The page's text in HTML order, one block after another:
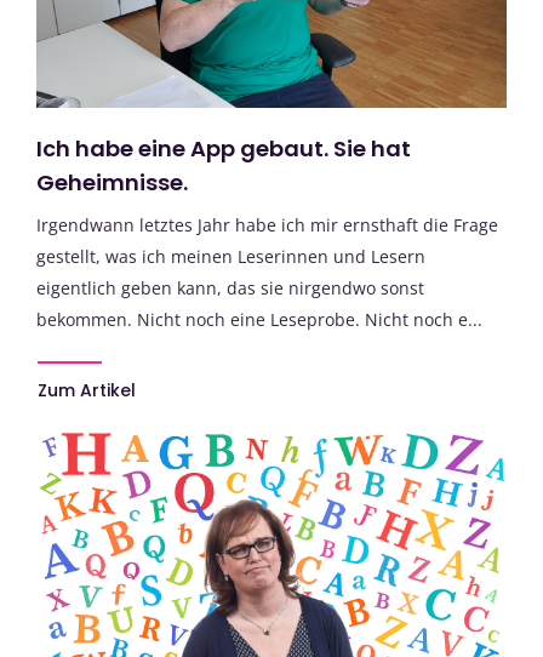
Ich habe eine App gebaut. Sie hat
Geheimnisse.
Irgendwann letztes Jahr habe ich mir ernsthaft die Frage
gestellt, was ich meinen Leserinnen und Lesern
eigentlich geben kann, das sie nirgendwo sonst
bekommen. Nicht noch eine Leseprobe. Nicht noch e...
Zum Artikel